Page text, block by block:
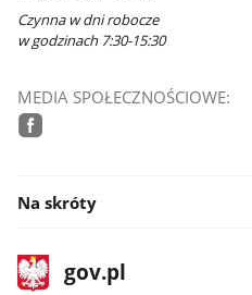
Czynna w dni robocze
w godzinach 7:30-15:30
MEDIA SPOŁECZNOŚCIOWE:
Na skróty
stopka
gov.plStrona
gov.pl